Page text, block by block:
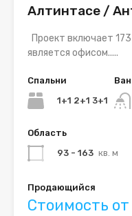
Алтинтасе /
Проект включает
является офисом.....
Спальни
1+1 2+1 3+1
Область
93 - 163 кв. м
Продающийся
Стоимость